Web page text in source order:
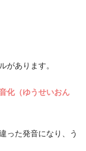
あります。
化（ゆうせいおん
った発音になり、う